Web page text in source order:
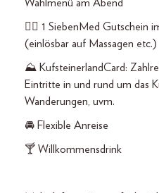
Wahlmenü am Abend
💆‍♀️ 1 SiebenMed Gutschein
(einlösbar auf Massagen etc.)
⛰ KufsteinerlandCard:
Eintritte in und rund um das
Wanderungen, uvm.
🚘 Flexible Anreise
🍸 Willkommensdrink